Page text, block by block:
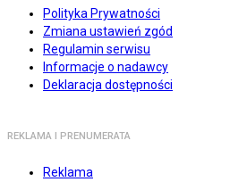
Polityka Prywatności
Zmiana ustawień zgód
Regulamin serwisu
Informacje o nadawcy
Deklaracja dostępności
REKLAMA I PRENUMERATA
Reklama